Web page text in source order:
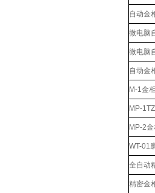
自动金
微电脑
微电脑
自动金
M-1金
MP-
MP-2
WT-01
全自动
精密金